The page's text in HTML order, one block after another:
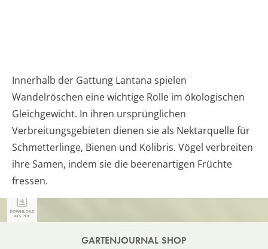
Innerhalb der Gattung Lantana spielen
Wandelröschen eine wichtige Rolle im ökologischen
Gleichgewicht. In ihren ursprünglichen
Verbreitungsgebieten dienen sie als Nektarquelle für
Schmetterlinge, Bienen und Kolibris. Vögel verbreiten
ihre Samen, indem sie die beerenartigen Früchte
fressen.
GARTENJOURNAL SHOP